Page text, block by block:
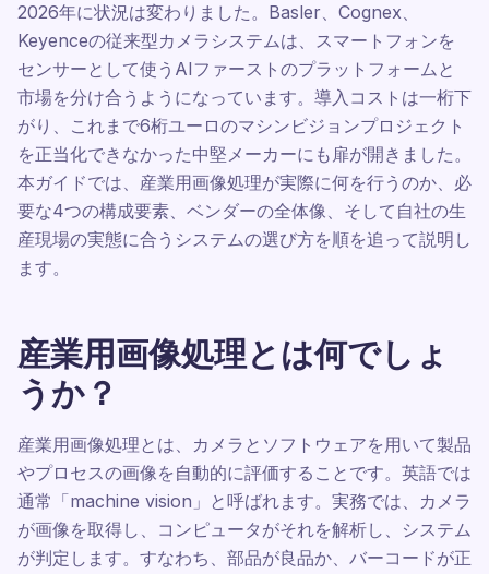
2026年に状況は変わりました。Basler、Cognex、
Keyenceの従来型カメラシステムは、スマートフォンを
センサーとして使うAIファーストのプラットフォームと
市場を分け合うようになっています。導入コストは一桁下
がり、これまで6桁ユーロのマシンビジョンプロジェクト
を正当化できなかった中堅メーカーにも扉が開きました。
本ガイドでは、産業用画像処理が実際に何を行うのか、必
要な4つの構成要素、ベンダーの全体像、そして自社の生
産現場の実態に合うシステムの選び方を順を追って説明し
ます。
産業用画像処理とは何でしょ
うか？
産業用画像処理とは、カメラとソフトウェアを用いて製品
やプロセスの画像を自動的に評価することです。英語では
通常「machine vision」と呼ばれます。実務では、カメラ
が画像を取得し、コンピュータがそれを解析し、システム
が判定します。すなわち、部品が良品か、バーコードが正